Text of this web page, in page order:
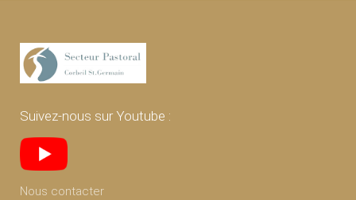
Suivez-nous sur Youtube :
Nous contacter